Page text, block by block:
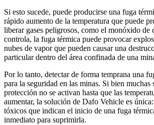
Si esto sucede, puede producirse una fuga
rápido aumento de la temperatura que puede
liberar gases peligrosos, como el monóxido de
controla, la fuga térmica puede provocar
nubes de vapor que pueden causar una
particular dentro del área confinada de una
Por lo tanto, detectar de forma temprana una
para la seguridad en las minas. Si bien muchas
protección no se activan hasta que las
aumentar, la solución de Dafo Vehicle es
tóxicos que indican el inicio de una fuga
inmediato para suprimirla.